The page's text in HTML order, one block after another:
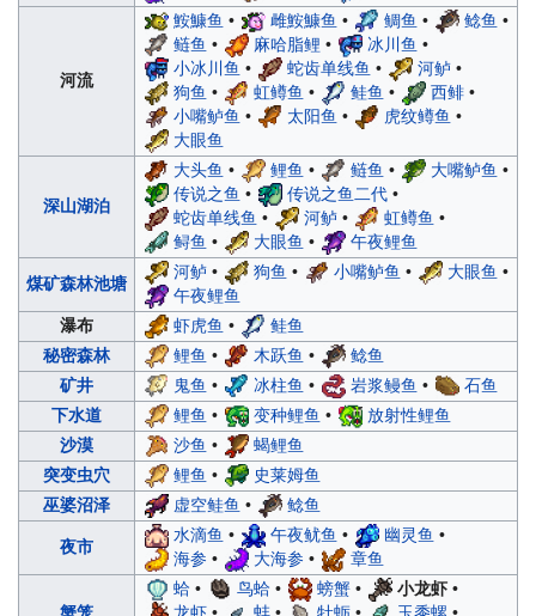
河流
鮟鱇鱼 • 雌鮟鱇鱼 • 鲷鱼 • 鲶鱼 •
鲢鱼 • 麻哈脂鲤 • 冰川鱼 •
小冰川鱼 • 蛇齿单线鱼 • 河鲈•
狗鱼 • 虹鳟鱼 • 鲑鱼 • 西鲱•
小嘴鲈鱼 • 太阳鱼 • 虎纹鳟鱼 •
大眼鱼
深山湖泊
大头鱼 • 鲤鱼 • 鲢鱼 • 大嘴鲈鱼 •
传说之鱼 • 传说之鱼二代•
蛇齿单线鱼 • 河鲈• 虹鳟鱼 •
鲟鱼 • 大眼鱼 • 午夜鲤鱼
煤矿森林池塘
河鲈• 狗鱼 • 小嘴鲈鱼 • 大眼鱼 •
午夜鲤鱼
瀑布
虾虎鱼 •
鲑鱼
秘密森林
鲤鱼 • 木跃鱼 •
鲶鱼
矿井
鬼鱼 • 冰柱鱼 • 岩浆鳗鱼 •
石鱼
下水道
鲤鱼 • 变种鲤鱼 •
放射性鲤鱼
沙漠
沙鱼 •
蝎鲤鱼
突变虫穴
鲤鱼 •
史莱姆鱼
巫婆沼泽
虚空鲑鱼 • 鲶鱼
夜市
水滴鱼 • 午夜鱿鱼 • 幽灵鱼 •
海参 • 大海参 • 章鱼
蛤• 鸟蛤• 螃蟹• 小龙虾•